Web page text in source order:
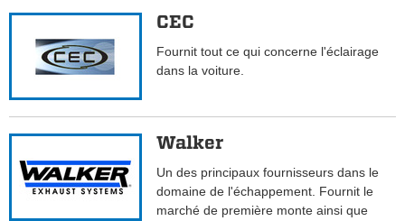
CEC
Fournit tout ce qui concerne l'éclairage
dans la voiture.
Walker
Un des principaux fournisseurs dans le
domaine de l'échappement. Fournit le
marché de première monte ainsi que